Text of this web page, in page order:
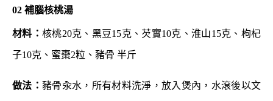
02 補腦核桃湯
材料： 核桃20克、黑豆15克、芡實10克、淮山15克、枸杞
子10克、蜜棗2粒、豬骨 半斤
做法： 豬骨汆水，所有材料洗淨，放入煲內，水滾後以文